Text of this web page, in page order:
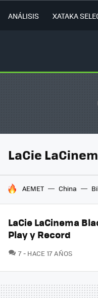
ANÁLISIS XATAKA
LaCie
HOY SE HABLA DE
AEMET China
LaCie LaCinema
Play y Record
7COMENTARIOS
HACE 17 AÑOS